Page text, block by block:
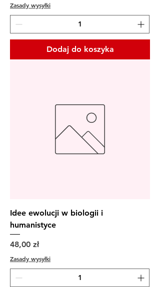
Zasady wysyłki
Dodaj do koszyka
Idee ewolucji w biologii i
humanistyce
Cena
48,00 zł
Zasady wysyłki